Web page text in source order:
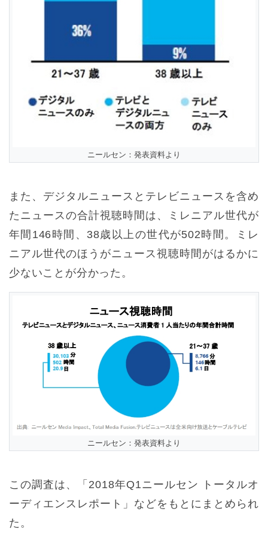
ニールセン：発表資料より
また、デジタルニュースとテレビニュースを含め
たニュースの合計視聴時間は、ミレニアル世代が
年間146時間、38歳以上の世代が502時間。ミレ
ニアル世代のほうがニュース視聴時間がはるかに
少ないことが分かった。
ニールセン：発表資料より
この調査は、「2018年Q1ニールセン トータルオ
ーディエンスレポート」などをもとにまとめられ
た。